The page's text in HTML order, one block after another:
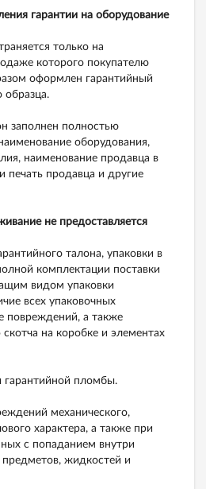
гарантии на оборудование
только на
которого покупателю
оформлен гарантийный
образца.
заполнен полностью
оборудования,
наименование продавца в
печать продавца и другие
не предоставляется
талона, упаковки в
комплектации поставки
видом упаковки
всех упаковочных
повреждений, а также
на коробке и элементах
пломбы.
механического,
характера, а также при
с попаданием внутри
жидкостей и